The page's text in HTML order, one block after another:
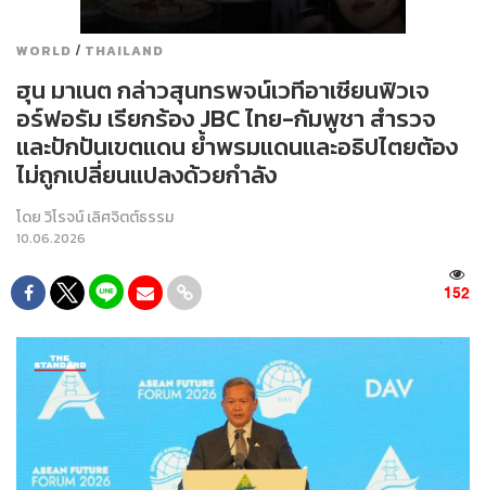
WORLD / THAILAND
ฮุน มาเนต กล่าวสุนทรพจน์เวทีอาเซียนฟิวเจ
อร์ฟอรัม เรียกร้อง JBC ไทย-กัมพูชา สำรวจ
และปักปันเขตแดน ย้ำพรมแดนและอธิปไตยต้อง
ไม่ถูกเปลี่ยนแปลงด้วยกำลัง
โดยวิโรจน์ เลิศจิตต์ธรรม
10.06.2026
152